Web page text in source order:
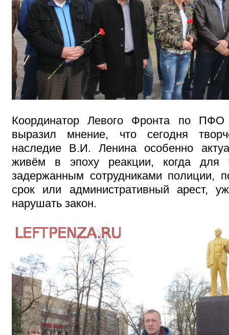
Координатор Левого Фронта по ПФО
выразил мнение, что сегодня
наследие В.И. Ленина особенно
живём в эпоху реакции, когда для
задержанным сотрудниками полиции,
срок или административный арест,
нарушать закон.